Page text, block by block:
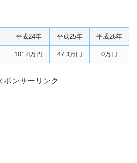
平成24年 平成25年 平成26年
101.8万円 47.3万円 0万円
ポンサーリンク